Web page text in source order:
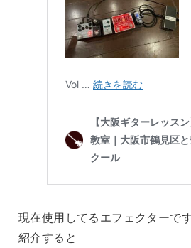
現在使用してるエフェクターで
紹介すると